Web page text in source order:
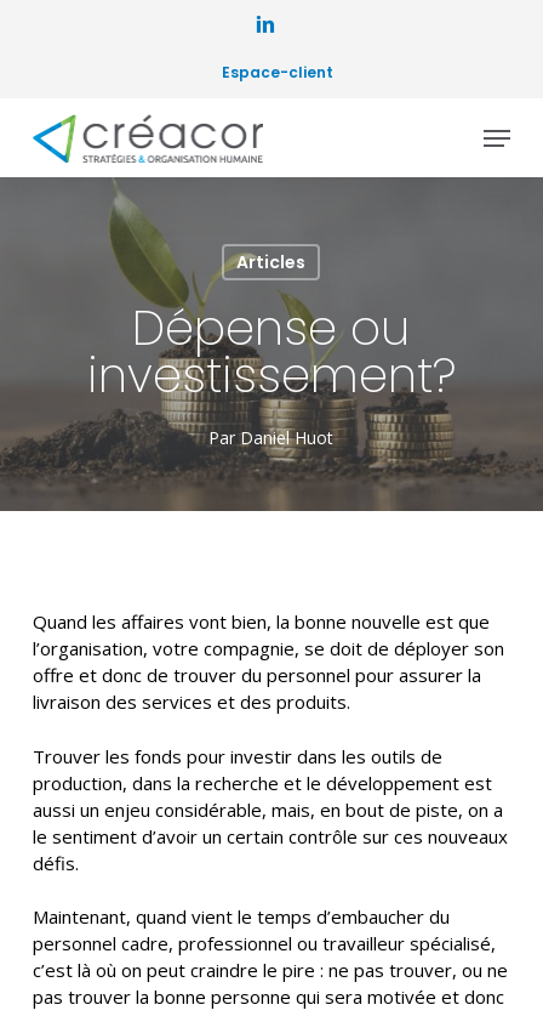
linkedin
Espace-client
Menu
Articles
Dépense ou
investissement?
Par Daniel Huot
Quand les affaires vont bien, la bonne nouvelle est que
l’organisation, votre compagnie, se doit de déployer son
offre et donc de trouver du personnel pour assurer la
livraison des services et des produits.
Trouver les fonds pour investir dans les outils de
production, dans la recherche et le développement est
aussi un enjeu considérable, mais, en bout de piste, on a
le sentiment d’avoir un certain contrôle sur ces nouveaux
défis.
Maintenant, quand vient le temps d’embaucher du
personnel cadre, professionnel ou travailleur spécialisé,
c’est là où on peut craindre le pire : ne pas trouver, ou ne
pas trouver la bonne personne qui sera motivée et donc